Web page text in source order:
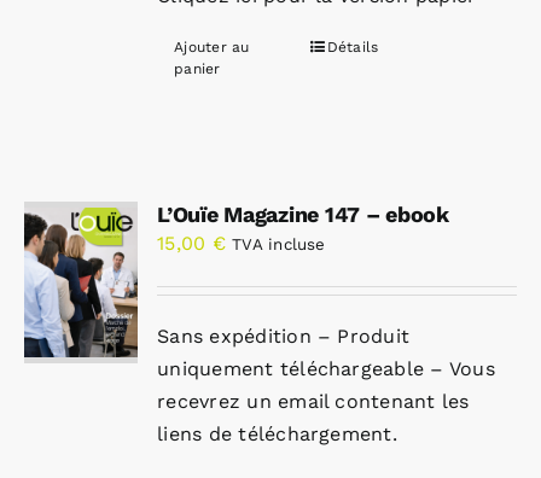
Ajouter au
panier
Détails
L’Ouïe Magazine 147 – ebook
15,00 € TVA incluse
Sans expédition – Produit
uniquement téléchargeable – Vous
recevrez un email contenant les
liens de téléchargement.